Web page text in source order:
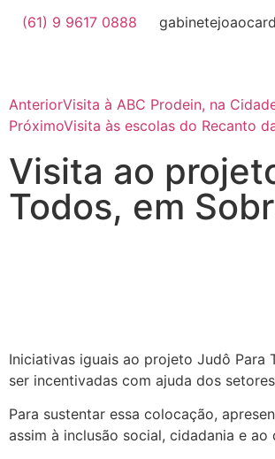
(61) 9 9617 0888
AnteriorVisita à ABC Prodein, na
PróximoVisita às escolas do Recanto
Visita ao
Todos, em
Iniciativas iguais ao projeto Judô Para
ser incentivadas com ajuda dos
Para sustentar essa colocação,
assim à inclusão social, cidadania e